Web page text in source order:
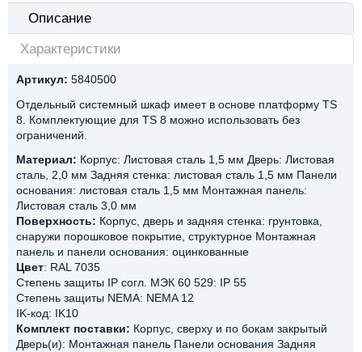
Описание
Характеристики
Артикул: 5840500
Отдельный системный шкаф имеет в основе платформу TS
8. Комплектующие для TS 8 можно использовать без
ограничений.
Материал: Корпус: Листовая сталь 1,5 мм Дверь: Листовая
сталь, 2,0 мм Задняя стенка: листовая сталь 1,5 мм Панели
основания: листовая сталь 1,5 мм Монтажная панель:
Листовая сталь 3,0 мм
Поверхность: Корпус, дверь и задняя стенка: грунтовка,
снаружи порошковое покрытие, структурное Монтажная
панель и панели основания: оцинкованные
Цвет: RAL 7035
Степень защиты IP согл. МЭК 60 529: IP 55
Степень защиты NEMA: NEMA 12
IK-код: IK10
Комплект поставки: Корпус, сверху и по бокам закрытый
Дверь(и): Монтажная панель Панели основания Задняя